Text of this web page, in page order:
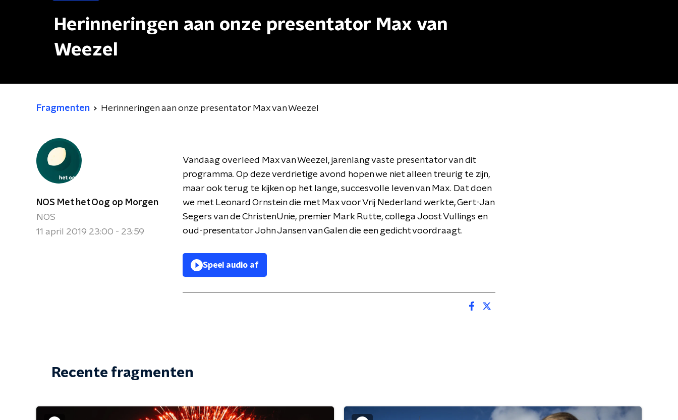
Herinneringen aan onze presentator Max van
Weezel
Fragmenten Herinneringen aan onze presentator Max van Weezel
NOS Met het Oog op Morgen
NOS
11 april 2019 23:00 - 23:59
Vandaag overleed Max van Weezel, jarenlang vaste presentator van dit
programma. Op deze verdrietige avond hopen we niet alleen treurig te zijn,
maar ook terug te kijken op het lange, succesvolle leven van Max. Dat doen
we met Leonard Ornstein die met Max voor Vrij Nederland werkte, Gert-Jan
Segers van de ChristenUnie, premier Mark Rutte, collega Joost Vullings en
oud-presentator John Jansen van Galen die een gedicht voordraagt.
Speel audio af
Recente fragmenten